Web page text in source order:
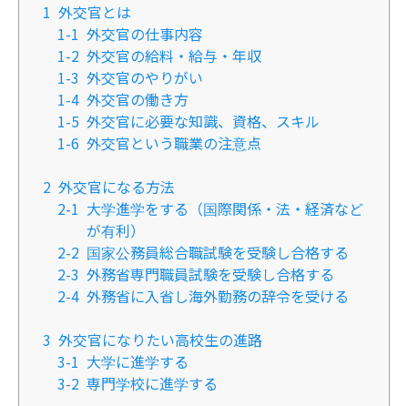
1 外交官とは
1-1 外交官の仕事内容
1-2 外交官の給料・給与・年収
1-3 外交官のやりがい
1-4 外交官の働き方
1-5 外交官に必要な知識、資格、スキル
1-6 外交官という職業の注意点
2 外交官になる方法
2-1 大学進学をする（国際関係・法・経済など
が有利）
2-2 国家公務員総合職試験を受験し合格する
2-3 外務省専門職員試験を受験し合格する
2-4 外務省に入省し海外勤務の辞令を受ける
3 外交官になりたい高校生の進路
3-1 大学に進学する
3-2 専門学校に進学する